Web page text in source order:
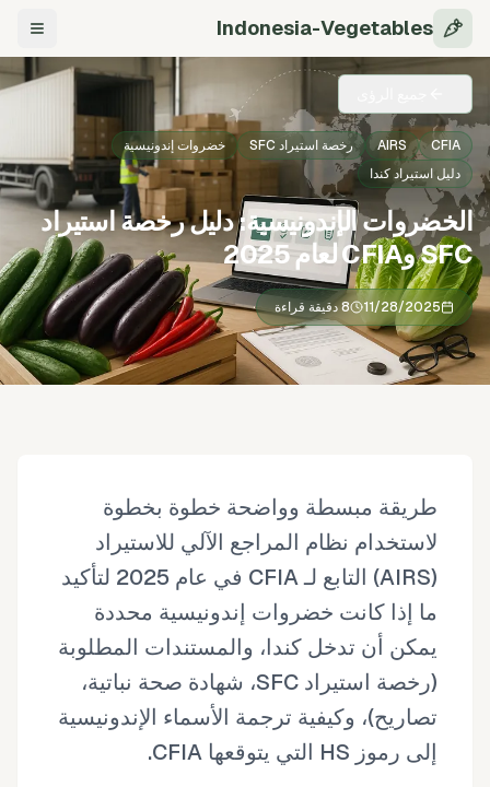
Indonesia-Vegetables التنقل
CFIA
AIRS رخصة استيراد SFC
خضروات إندونيسية
دليل استيراد كندا
الخضروات الإندونيسية: دليل رخصة استيراد
SFC وCFIA لعام 2025
11/28/2025 8 دقيقة قراءة
طريقة مبسطة وواضحة خطوة بخطوة
لاستخدام نظام المراجع الآلي للاستيراد
(AIRS) التابع لـ CFIA في عام 2025 لتأكيد
ما إذا كانت خضروات إندونيسية محددة
يمكن أن تدخل كندا، والمستندات المطلوبة
(رخصة استيراد SFC، شهادة صحة نباتية،
تصاريح)، وكيفية ترجمة الأسماء الإندونيسية
إلى رموز HS التي يتوقعها CFIA.